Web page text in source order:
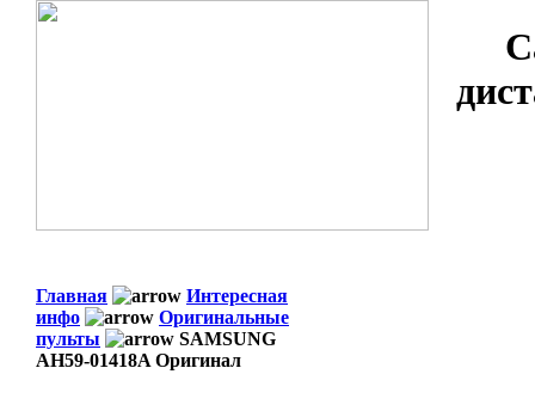
Главная
Интересная
инфо
Оригинальные
пульты
SAMSUNG
AH59-01418A Оригинал